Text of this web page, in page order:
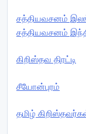
சத்தியவசனம்
சத்தியவசனம்
கிறிஸ்தவ திரட்டி
சீயோன்புரம்
தமிழ்